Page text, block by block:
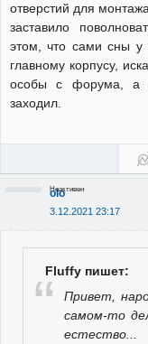
отверстий для
заставило
этом, что сами сны у
главному корпусу,
особы с форума, а
заходил.
olo
3.12.2021 23:17
Неактивен
Fluffy пишет:
Привет,
самом-то